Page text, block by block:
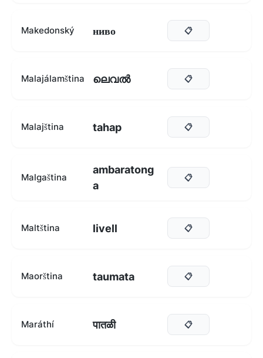
Makedonský ниво 📋
Malajálamština ലെവൽ 📋
Malajština tahap 📋
Malgaština
ambaratong
a
📋
Maltština livell 📋
Maorština taumata 📋
Maráthí पातळी 📋